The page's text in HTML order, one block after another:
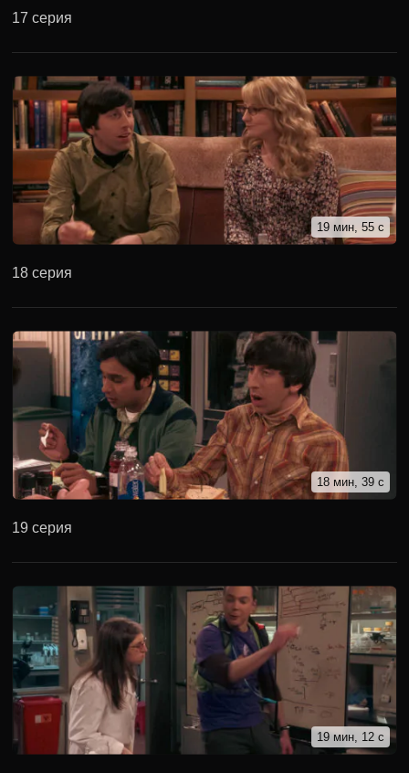
17 серия
19 мин, 55 с
18 серия
18 мин, 39 с
19 серия
19 мин, 12 с